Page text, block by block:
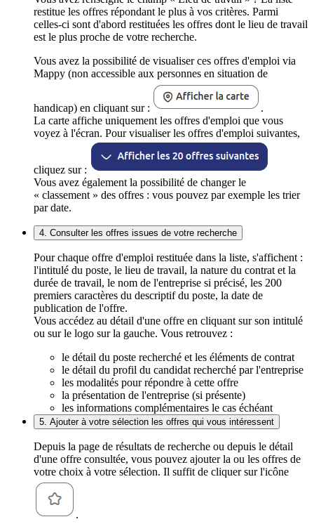
restitue les offres répondant le plus à vos critères. Parmi
celles-ci sont d'abord restituées les offres dont le lieu de travail
est le plus proche de votre recherche.
Vous avez la possibilité de visualiser ces offres d'emploi via
Mappy (non accessible aux personnes en situation de
handicap) en cliquant sur :
.
La carte affiche uniquement les offres d'emploi que vous
voyez à l'écran. Pour visualiser les offres d'emploi suivantes,
cliquez sur :
Vous avez également la possibilité de changer le
« classement » des offres : vous pouvez par exemple les trier
par date.
4. Consulter les offres issues de votre recherche
Pour chaque offre d'emploi restituée dans la liste, s'affichent :
l'intitulé du poste, le lieu de travail, la nature du contrat et la
durée de travail, le nom de l'entreprise si précisé, les 200
premiers caractères du descriptif du poste, la date de
publication de l'offre.
Vous accédez au détail d'une offre en cliquant sur son intitulé
ou sur le logo sur la gauche. Vous retrouvez :
le détail du poste recherché et les éléments de contrat
le détail du profil du candidat recherché par l'entreprise
les modalités pour répondre à cette offre
la présentation de l'entreprise (si présente)
les informations complémentaires le cas échéant
5. Ajouter à votre sélection les offres qui vous intéressent
Depuis la page de résultats de recherche ou depuis le détail
d'une offre consultée, vous pouvez ajouter la ou les offres de
votre choix à votre sélection. Il suffit de cliquer sur l'icône
.